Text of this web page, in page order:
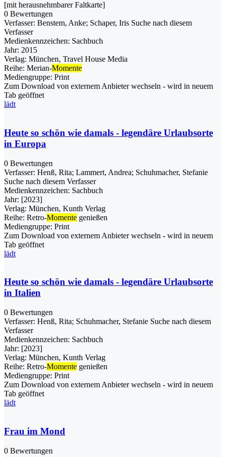
[mit herausnehmbarer Faltkarte]
0 Bewertungen
Verfasser: Benstem, Anke; Schaper, Iris Suche nach diesem
Verfasser
Medienkennzeichen: Sachbuch
Jahr: 2015
Verlag: München, Travel House Media
Reihe: Merian-Momente
Mediengruppe: Print
Zum Download von externem Anbieter wechseln - wird in neuem
Tab geöffnet
lädt
Heute so schön wie damals - legendäre Urlaubsorte
in Europa
0 Bewertungen
Verfasser: Henß, Rita; Lammert, Andrea; Schuhmacher, Stefanie
Suche nach diesem Verfasser
Medienkennzeichen: Sachbuch
Jahr: [2023]
Verlag: München, Kunth Verlag
Reihe: Retro-Momente genießen
Mediengruppe: Print
Zum Download von externem Anbieter wechseln - wird in neuem
Tab geöffnet
lädt
Heute so schön wie damals - legendäre Urlaubsorte
in Italien
0 Bewertungen
Verfasser: Henß, Rita; Schuhmacher, Stefanie Suche nach diesem
Verfasser
Medienkennzeichen: Sachbuch
Jahr: [2023]
Verlag: München, Kunth Verlag
Reihe: Retro-Momente genießen
Mediengruppe: Print
Zum Download von externem Anbieter wechseln - wird in neuem
Tab geöffnet
lädt
Frau im Mond
0 Bewertungen